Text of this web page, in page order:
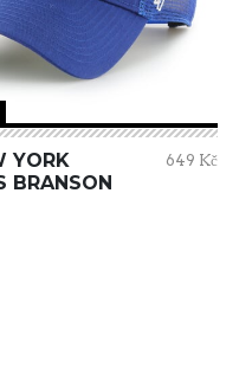
YORK
BRANSON
649 Kč